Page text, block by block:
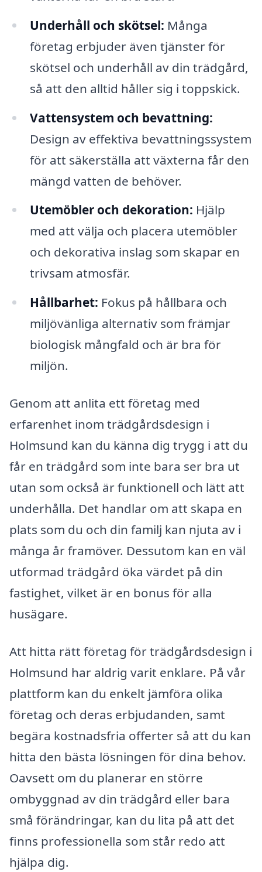
Underhåll och skötsel: Många
företag erbjuder även tjänster för
skötsel och underhåll av din trädgård,
så att den alltid håller sig i toppskick.
Vattensystem och bevattning:
Design av effektiva bevattningssystem
för att säkerställa att växterna får den
mängd vatten de behöver.
Utemöbler och dekoration: Hjälp
med att välja och placera utemöbler
och dekorativa inslag som skapar en
trivsam atmosfär.
Hållbarhet: Fokus på hållbara och
miljövänliga alternativ som främjar
biologisk mångfald och är bra för
miljön.
Genom att anlita ett företag med
erfarenhet inom trädgårdsdesign i
Holmsund kan du känna dig trygg i att du
får en trädgård som inte bara ser bra ut
utan som också är funktionell och lätt att
underhålla. Det handlar om att skapa en
plats som du och din familj kan njuta av i
många år framöver. Dessutom kan en väl
utformad trädgård öka värdet på din
fastighet, vilket är en bonus för alla
husägare.
Att hitta rätt företag för trädgårdsdesign i
Holmsund har aldrig varit enklare. På vår
plattform kan du enkelt jämföra olika
företag och deras erbjudanden, samt
begära kostnadsfria offerter så att du kan
hitta den bästa lösningen för dina behov.
Oavsett om du planerar en större
ombyggnad av din trädgård eller bara
små förändringar, kan du lita på att det
finns professionella som står redo att
hjälpa dig.